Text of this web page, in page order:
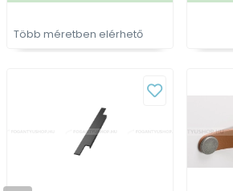
Több méretben elérhető